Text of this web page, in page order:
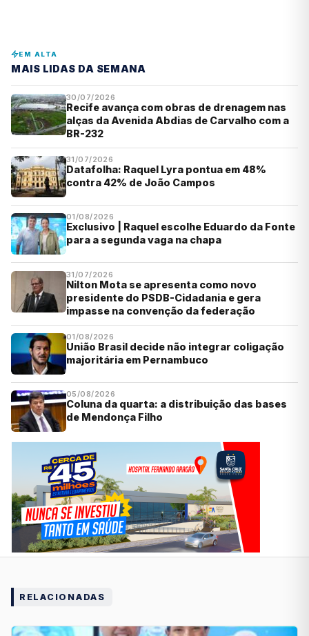
EM ALTA
MAIS LIDAS DA SEMANA
30/07/2026
Recife avança com obras de drenagem nas
alças da Avenida Abdias de Carvalho com a
BR-232
31/07/2026
Datafolha: Raquel Lyra pontua em 48%
contra 42% de João Campos
01/08/2026
Exclusivo | Raquel escolhe Eduardo da Fonte
para a segunda vaga na chapa
31/07/2026
Nilton Mota se apresenta como novo
presidente do PSDB-Cidadania e gera
impasse na convenção da federação
01/08/2026
União Brasil decide não integrar coligação
majoritária em Pernambuco
05/08/2026
Coluna da quarta: a distribuição das bases
de Mendonça Filho
RELACIONADAS